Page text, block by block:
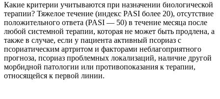
Какие критерии учитываются при назначении биологической
терапии? Тяжелое течение (индекс PASI более 20), отсутствие
положительного ответа (PASI — 50) в течение месяца после
любой системной терапии, которая не может быть продлена, а
также в случае, если у пациента активный псориаз с
псориатическим артритом и факторами неблагоприятного
прогноза, псориаз проблемных локализаций, наличие другой
морбидной патологии или противопоказания к терапии,
относящейся к первой линии.